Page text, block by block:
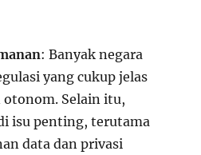
: Banyak negara
yang cukup jelas
Selain itu,
isu penting, terutama
data dan privasi